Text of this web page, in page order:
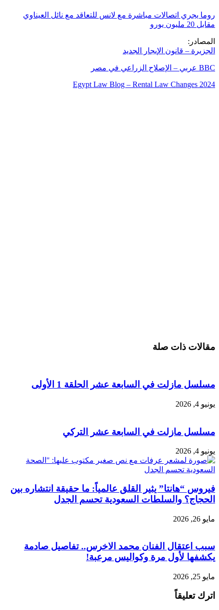
روما يجري اتصالات مباشرة مع لانس للتعاقد مع نائل العيناوي
مقابل 20 مليون يورو
المصادر:
الجزيرة – قانون الإيجار الجديد
BBC عربي – الإصلاح الزراعي في مصر
Egypt Law Blog – Rental Law Changes 2024
مقالات ذات صلة
مسلسل مازلت في السابعة عشر الحلقة 1 الأولى
يونيو 4, 2026
مسلسل مازلت في السابعة عشر التركي
يونيو 4, 2026
فيروس “هانتا” يثير القلق عالمياً: ما حقيقة انتشاره بين
الحجاج؟ والسلطات السعودية تحسم الجدل
مايو 26, 2026
سبب اعتقال الفنان محمد الاخرس.. تفاصيل صادمة
يكشفها لأول مرة وكواليس مرعبة!
مايو 25, 2026
اترك تعليقاً